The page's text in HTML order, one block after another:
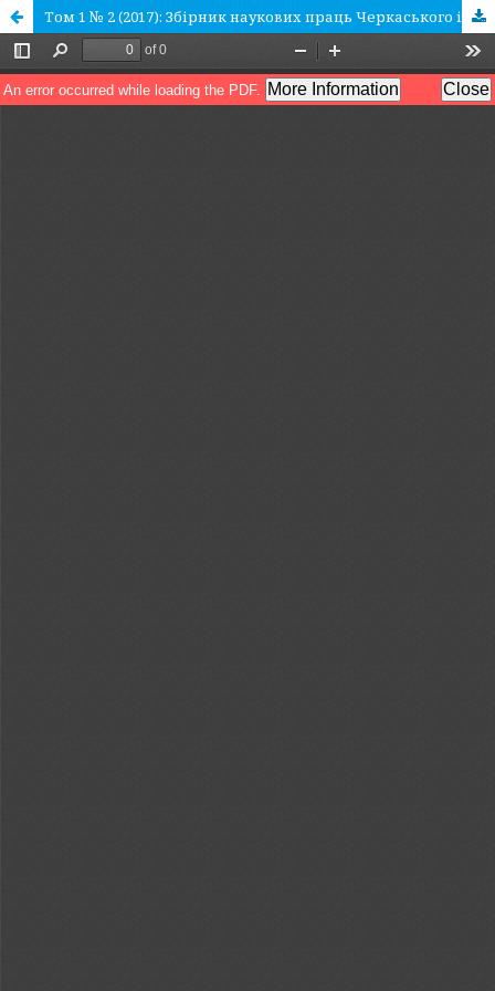
Том 1 № 2 (2017): Збірник наукових праць Черкаського інституту пожежної безпеки імені Героїв Чорнобиля Національного університету цивільного захисту України «Надзвичайні ситуації: попередження та ліквідація»